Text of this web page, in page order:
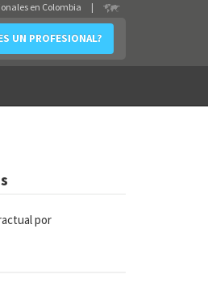
UN PROFESIONAL?
en Colombia |
por